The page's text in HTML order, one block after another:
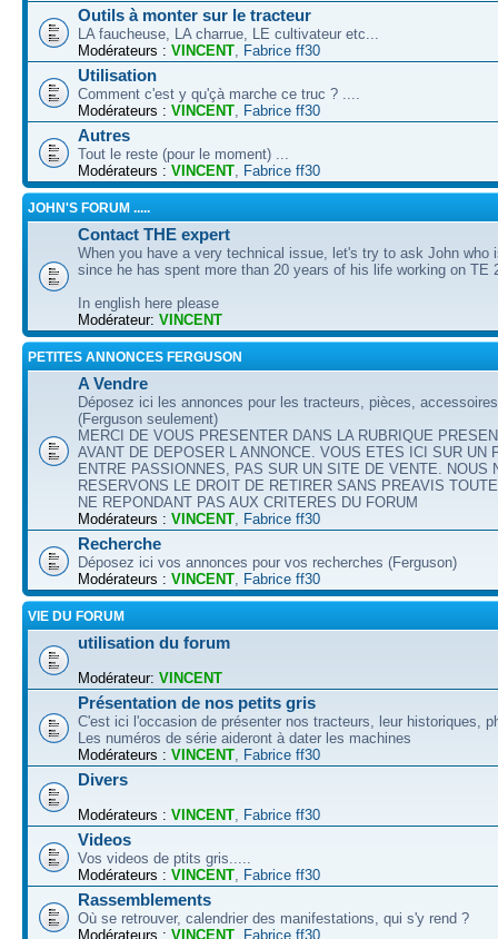
Outils à monter sur le tracteur
LA faucheuse, LA charrue, LE cultivateur etc...
Modérateurs : VINCENT Fabrice ff30
Utilisation
Comment c'est y qu'çà marche ce truc ? ....
Modérateurs : VINCENT Fabrice ff30
Autres
Tout le reste (pour le moment) ...
Modérateurs : VINCENT Fabrice ff30
JOHN'S FORUM .....
Contact THE expert
When you have a very technical issue, let's try to ask John who
since he has spent more than 20 years of his life working on TE
In english here please
Modérateur: VINCENT
PETITES ANNONCES FERGUSON
A Vendre
Déposez ici les annonces pour les tracteurs, pièces,
(Ferguson seulement)
MERCI DE VOUS PRESENTER DANS LA RUBRIQUE
AVANT DE DEPOSER L ANNONCE. VOUS ETES ICI SUR UN
ENTRE PASSIONNES, PAS SUR UN SITE DE VENTE. NOUS
RESERVONS LE DROIT DE RETIRER SANS PREAVIS
NE REPONDANT PAS AUX CRITERES DU FORUM
Modérateurs : VINCENT Fabrice ff30
Recherche
Déposez ici vos annonces pour vos recherches (Ferguson)
Modérateurs : VINCENT Fabrice ff30
VIE DU FORUM
utilisation du forum
Modérateur: VINCENT
Présentation de nos petits gris
C'est ici l'occasion de présenter nos tracteurs, leur historiques,
Les numéros de série aideront à dater les machines
Modérateurs : VINCENT Fabrice ff30
Divers
Modérateurs : VINCENT Fabrice ff30
Videos
Vos videos de ptits gris.....
Modérateurs : VINCENT Fabrice ff30
Rassemblements
Où se retrouver, calendrier des manifestations, qui s'y rend ?
Modérateurs : VINCENT Fabrice ff30